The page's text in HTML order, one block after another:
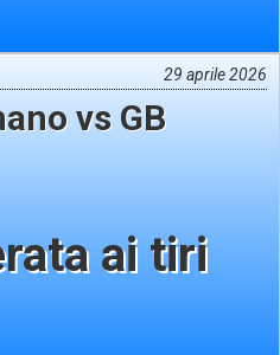
29 aprile 2026
vs GB
ai tiri